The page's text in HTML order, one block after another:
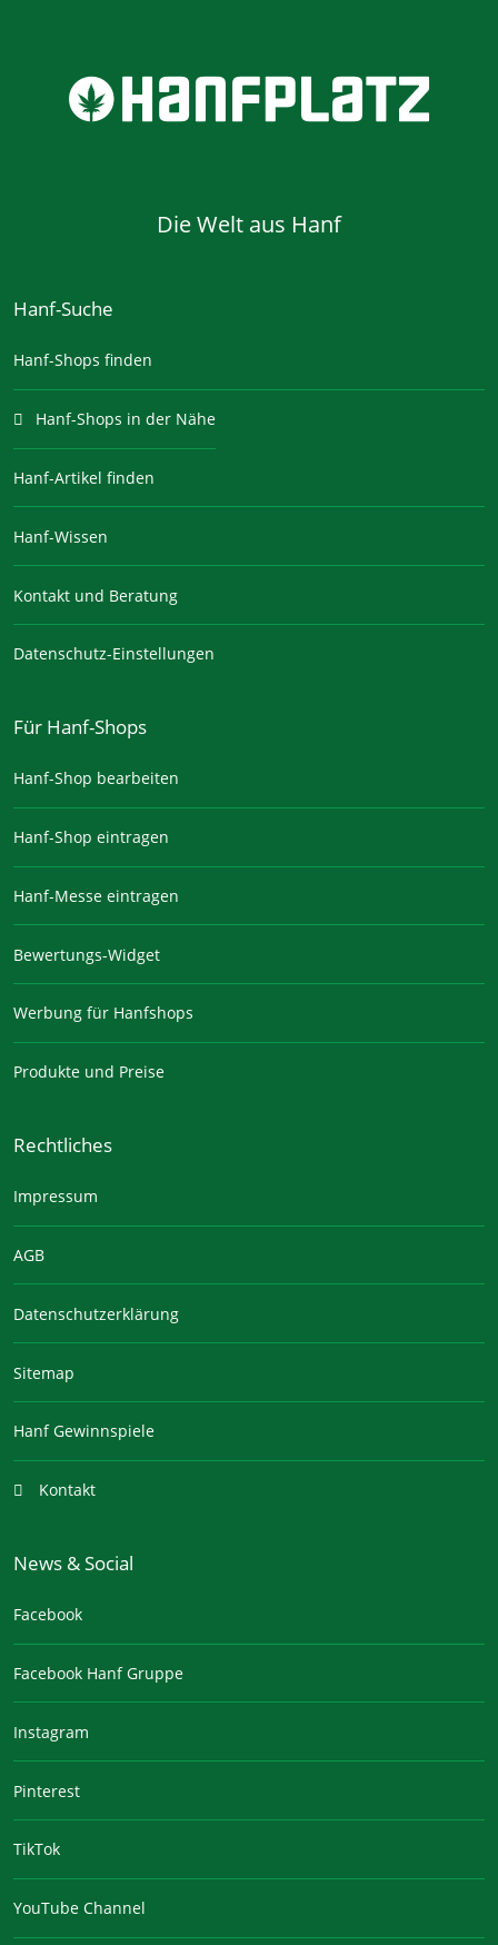
Die Welt aus Hanf
Hanf-Suche
Hanf-Shops finden
Hanf-Shops in der Nähe
Hanf-Artikel finden
Hanf-Wissen
Kontakt und Beratung
Datenschutz-Einstellungen
Für Hanf-Shops
Hanf-Shop bearbeiten
Hanf-Shop eintragen
Hanf-Messe eintragen
Bewertungs-Widget
Werbung für Hanfshops
Produkte und Preise
Rechtliches
Impressum
AGB
Datenschutzerklärung
Sitemap
Hanf Gewinnspiele
Kontakt
News & Social
Facebook
Facebook Hanf Gruppe
Instagram
Pinterest
TikTok
YouTube Channel